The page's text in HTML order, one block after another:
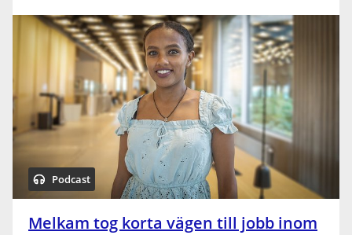
Podcast
Melkam tog korta vägen till jobb inom